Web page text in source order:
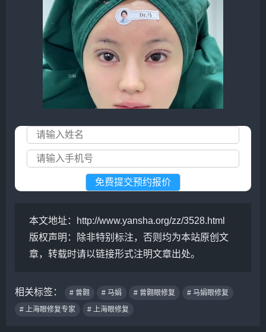
本文地址：
http://www.yansha.org/zz/3528.html
版权声明：
除非特别标注，否则均为本站原创文
章，转载时请以链接形式注明文章出处。
相关标签： # 曾翾 # 马娟 # 曾翾眼修复
# 马娟眼修复
# 上海眼修复专家
# 上海眼修复